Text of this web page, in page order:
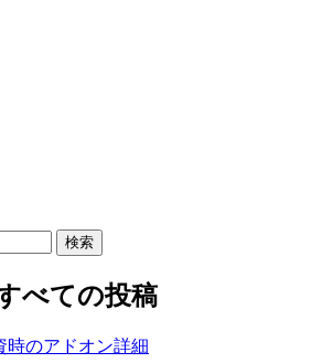
べての投稿